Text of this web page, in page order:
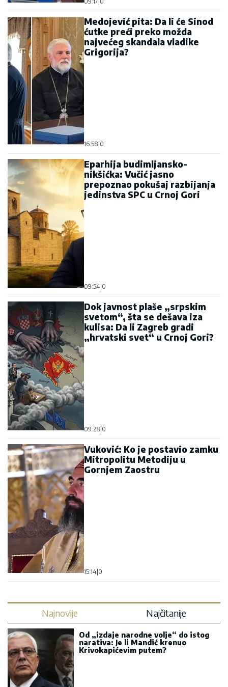
Medojević pita: Da li će Sinod
ćutke preći preko možda
najvećeg skandala vladike
Grigorija?
16:58 0
Eparhija budimljansko-
nikšićka: Vučić jasno
prepoznao pokušaj razbijanja
jedinstva SPC u Crnoj Gori
09:54 0
Dok javnost plaše „srpskim
svetom“, šta se dešava iza
kulisa: Da li Zagreb gradi
„hrvatski svet“ u Crnoj Gori?
09:28 0
Vuković: Ko je postavio zamku
Mitropolitu Metodiju u
Gornjem Zaostru
15:14 0
Najnovije Najčitanije
Od „izdaje narodne volje“ do istog
narativa: Je li Mandić krenuo
Krivokapićevim putem?